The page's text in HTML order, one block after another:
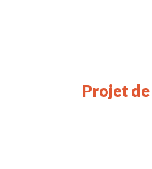
Projet de